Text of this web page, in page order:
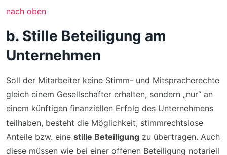
nach oben
b. Stille Beteiligung am
Unternehmen
Soll der Mitarbeiter keine Stimm- und Mitspracherechte
gleich einem Gesellschafter erhalten, sondern „nur“ an
einem künftigen finanziellen Erfolg des Unternehmens
teilhaben, besteht die Möglichkeit, stimmrechtslose
Anteile bzw. eine stille Beteiligung zu übertragen. Auch
diese müssen wie bei einer offenen Beteiligung notariell